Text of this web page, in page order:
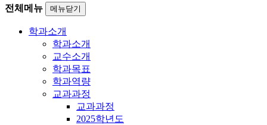
전체메뉴 메뉴닫기
학과소개
학과소개
교수소개
학과목표
학과역량
교과과정
교과과정
2025학년도